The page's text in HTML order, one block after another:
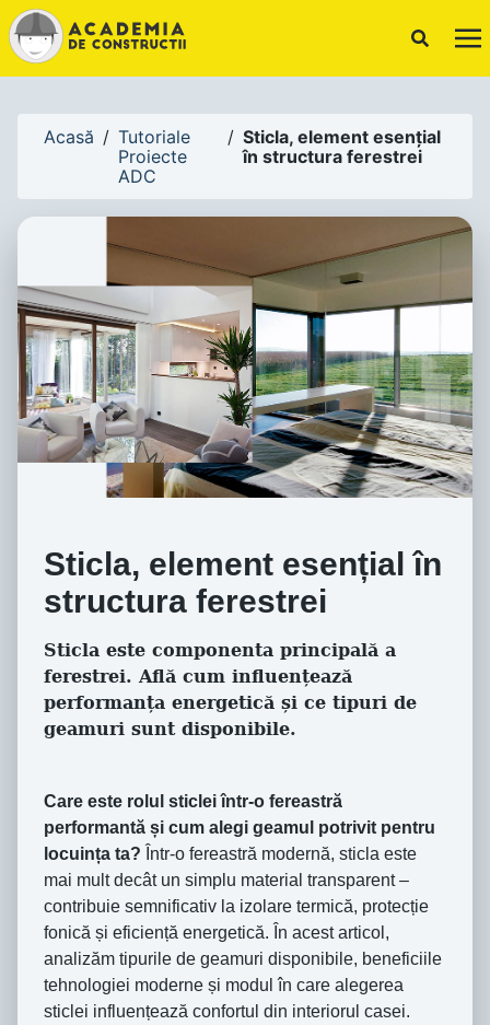
!-- Canonical URL -->
Acasă / Tutoriale
Proiecte
ADC
/ Sticla, element esențial
în structura ferestrei
Sticla, element esențial în
structura ferestrei
Sticla este componenta principală a
ferestrei. Află cum influențează
performanța energetică și ce tipuri de
geamuri sunt disponibile.
Care este rolul sticlei într-o fereastră
performantă și cum alegi geamul potrivit pentru
locuința ta? Într-o fereastră modernă, sticla este
mai mult decât un simplu material transparent –
contribuie semnificativ la izolare termică, protecție
fonică și eficiență energetică. În acest articol,
analizăm tipurile de geamuri disponibile, beneficiile
tehnologiei moderne și modul în care alegerea
sticlei influențează confortul din interiorul casei.